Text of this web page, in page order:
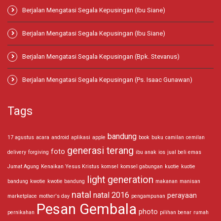
Berjalan Mengatasi Segala Kepusingan (Ibu Siane)
Berjalan Mengatasi Segala Kepusingan (Ibu Siane)
Berjalan Mengatasi Segala Kepusingan (Bpk. Stevanus)
Berjalan Mengatasi Segala Kepusingan (Ps. Isaac Gunawan)
Tags
17 agustus acara android aplikasi apple bandung book buku camilan cemilan
delivery forgiving foto generasi terang ibu anak ios jual beli emas
Jumat Agung Kenaikan Yesus Kristus komsel komsel gabungan kuotie kuotie
bandung kwotie kwotie bandung light generation makanan manisan
marketplace mother's day natal natal 2016 pengampunan perayaan
pernikahan Pesan Gembala photo pilihan benar rumah